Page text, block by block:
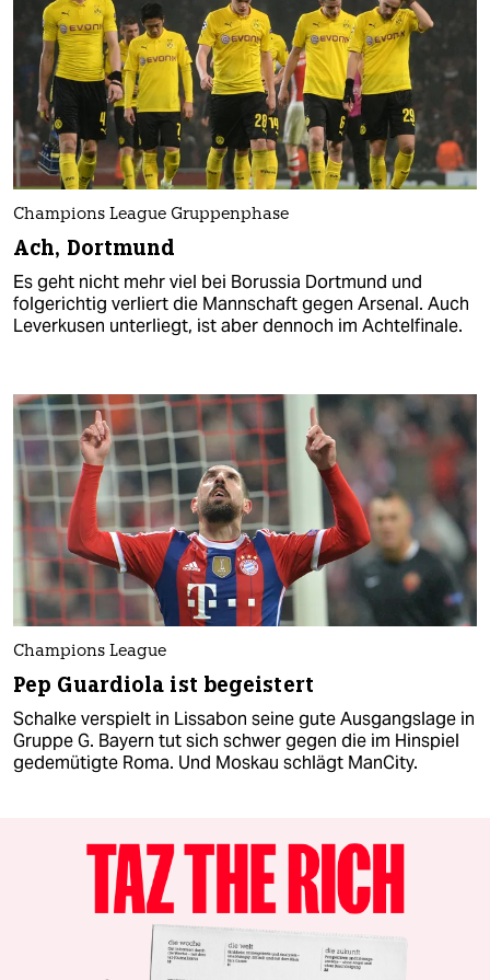
Champions League Gruppenphase
Ach, Dortmund
Es geht nicht mehr viel bei Borussia Dortmund und
folgerichtig verliert die Mannschaft gegen Arsenal. Auch
Leverkusen unterliegt, ist aber dennoch im Achtelfinale.
Champions League
Pep Guardiola ist begeistert
Schalke verspielt in Lissabon seine gute Ausgangslage in
Gruppe G. Bayern tut sich schwer gegen die im Hinspiel
gedemütigte Roma. Und Moskau schlägt ManCity.